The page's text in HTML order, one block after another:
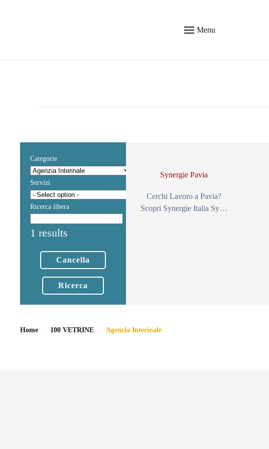
Menu
Categorie
Servizi
Ricerca libera
1 results
Cancella
Ricerca
Synergie Pavia
Cerchi Lavoro a Pavia?
Scopri Synergie Italia Sy…
Home 100 VETRINE Agenzia Interinale